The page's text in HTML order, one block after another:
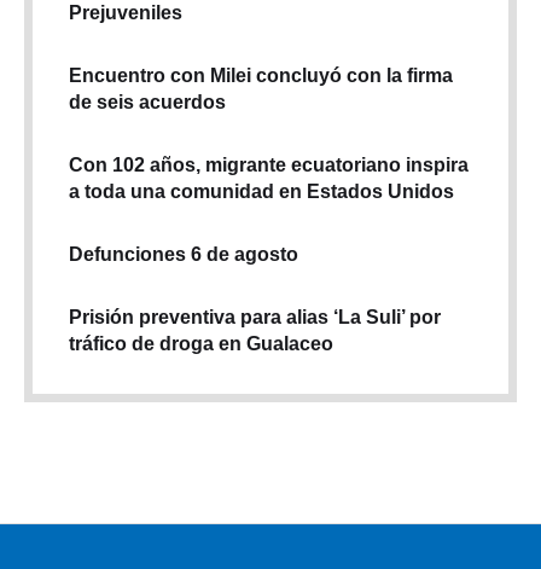
Prejuveniles
Encuentro con Milei concluyó con la firma
de seis acuerdos
Con 102 años, migrante ecuatoriano inspira
a toda una comunidad en Estados Unidos
Defunciones 6 de agosto
Prisión preventiva para alias ‘La Suli’ por
tráfico de droga en Gualaceo